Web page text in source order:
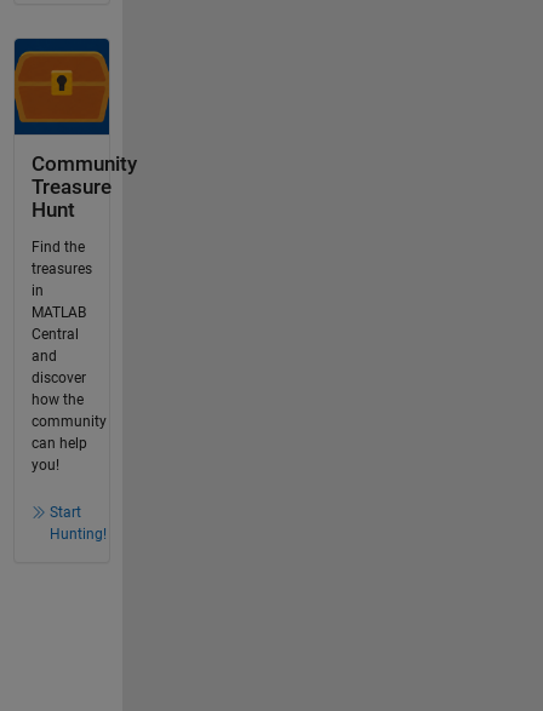
Community
Treasure
Hunt
Find the
treasures
in
MATLAB
Central
and
discover
how the
community
can help
you!
Start
Hunting!